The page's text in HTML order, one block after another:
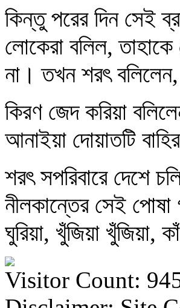
কিন্তু পরের দিন সেই
লোকেরা বলিল,
না। তখন শরৎ বলিলেন,
কিরণ জেদ করিয়া
আনাইয়া দোয়াতটি
শরৎ সপরিবারে দেশে
নীলকান্তের সেই পোষা
ঘুরিয়া, খুঁজিয়া খুঁজিয়া,
Visitor Count: